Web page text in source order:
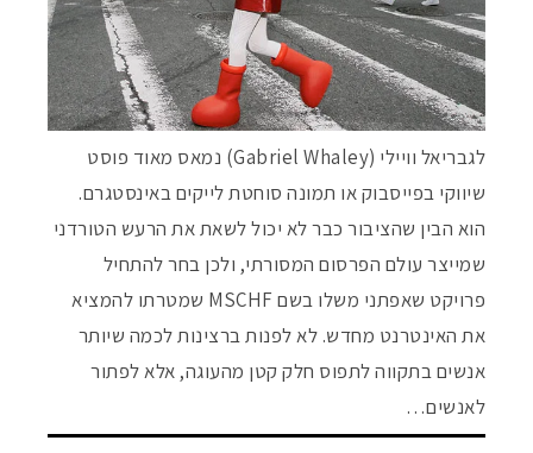
לגבריאל וויילי (Gabriel Whaley) נמאס מאוד פוסט
שיווקי בפייסבוק או תמונה סוחטת לייקים באינסטגרם.
הוא הבין שהציבור כבר לא יכול לשאת את הרעש הטורדני
שמייצר עולם הפרסום המסורתי, ולכן בחר להתחיל
פרויקט שאפתני משלו בשם MSCHF שמטרתו להמציא
את האינטרנט מחדש. לא לפנות ברצינות לכמה שיותר
אנשים בתקווה לתפוס חלק קטן מהעוגה, אלא לפתור
לאנשים…